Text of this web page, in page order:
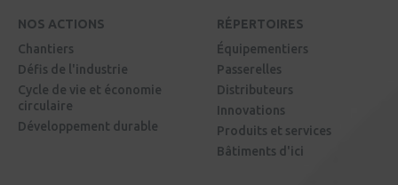
NOS ACTIONS
Chantiers
Défis de l'industrie
Cycle de vie et économie
circulaire
Développement durable
RÉPERTOIRES
Équipementiers
Passerelles
Distributeurs
Innovations
Produits et services
Bâtiments d'ici